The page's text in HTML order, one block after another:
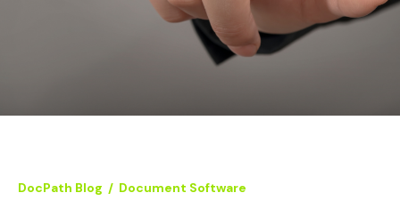
DocPath Blog / Document Software